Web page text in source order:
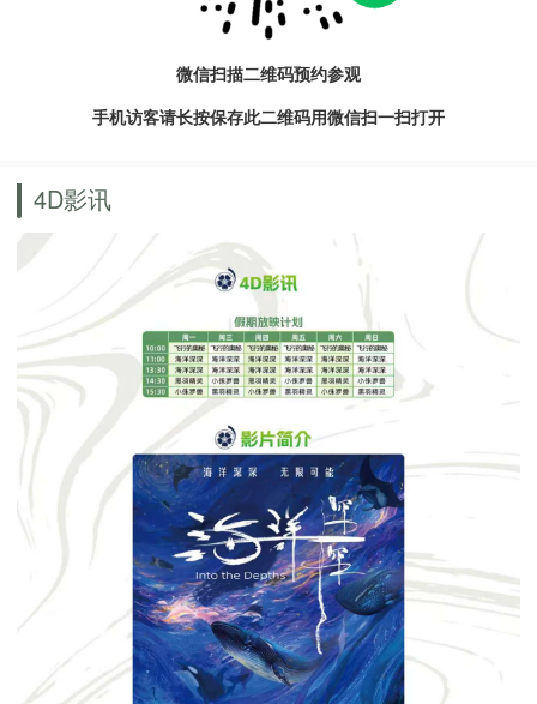
微信扫描二维码预约参观
手机访客请长按保存此二维码用微信扫一扫打开
4D影讯